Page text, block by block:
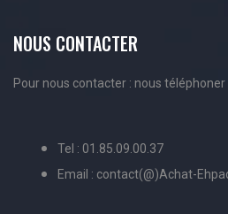
NOUS CONTACTER
Pour nous contacter : nous téléphoner
Tel : 01.85.09.00.37
Email : contact(@)Achat-